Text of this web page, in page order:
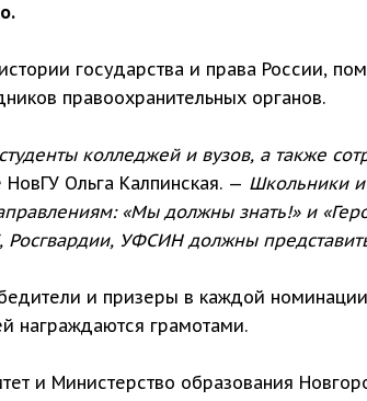
государства и права России,
правоохранительных органов.
колледжей и вузов, а также
Ольга Калпинская. — Школьники и
«Мы должны знать!» и
УФСИН должны
и призеры в каждой
награждаются грамотами.
и Министерство образования